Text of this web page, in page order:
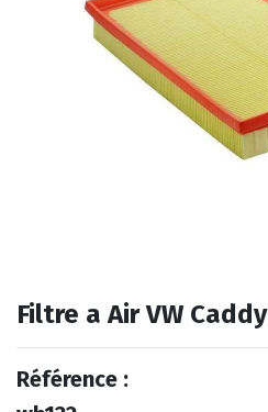
Filtre a Air VW Caddy
Référence :